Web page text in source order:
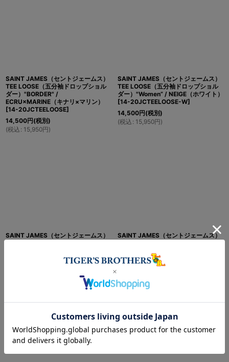
SAINT JAMES（セントジェームス）
TEE LOOSE（五分袖ドロップショル
ダー）"BORDER" /
ECRU×MARINE（キナリ×マリン）
[14-20JCTEELOOSE]
14,500円(税別)
(税込 : 15,950円)
SAINT JAMES（セントジェームス）
TEE LOOSE（五分袖ドロップショル
ダー）"Women” / NEIGE（ホワイト）
[14-20JCTEELOOSE-W]
14,500円(税別)
(税込 : 15,950円)
SAINT JAMES（セントジェームス）
14-piriac-border]
SAINT JAMES（セントジェームス）
[14-piriac-border
(税別)
10,450